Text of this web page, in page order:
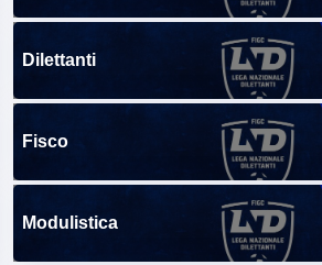
Dilettanti
Fisco
Modulistica